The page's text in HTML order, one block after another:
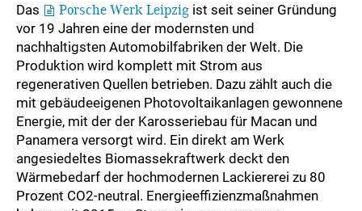
Das Porsche Werk Leipzig ist seit seiner Gründung
vor 19 Jahren eine der modernsten und
nachhaltigsten Automobilfabriken der Welt. Die
Produktion wird komplett mit Strom aus
regenerativen Quellen betrieben. Dazu zählt auch die
mit gebäudeeigenen Photovoltaikanlagen gewonnene
Energie, mit der der Karosseriebau für Macan und
Panamera versorgt wird. Ein direkt am Werk
angesiedeltes Biomassekraftwerk deckt den
Wärmebedarf der hochmodernen Lackiererei zu 80
Prozent CO2-neutral. Energieeffizienzmaßnahmen